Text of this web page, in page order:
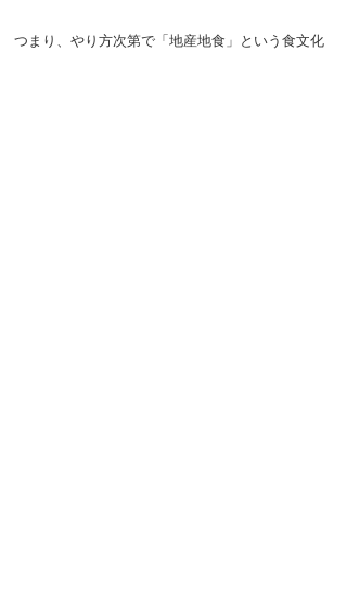
つまり、やり方次第で「地産地食」という食文化